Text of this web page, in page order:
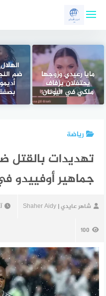
مايا رعيدي وزوجها
يحتفلان بزفاف
ملكي في اليونان
ضم
رياضة
تهديدات
جماهير أوفييدو
شاهر عايدي | Shaher Aidy
100